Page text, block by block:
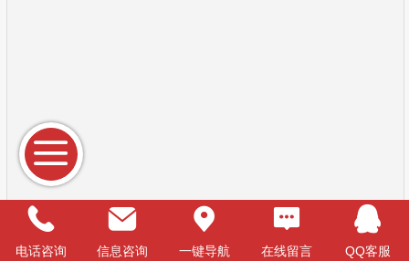
电话咨询 信息咨询 一键导航 在线留言 QQ客服